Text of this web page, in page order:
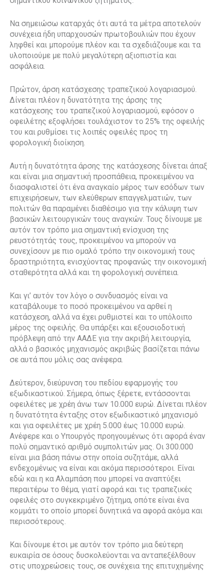
Να σημειώσω καταρχάς ότι αυτά τα μέτρα αποτελούν
συνέχεια ήδη υπαρχουσών πρωτοβουλιών που έχουν
ληφθεί και μπορούμε πλέον και τα σχεδιάζουμε και τα
υλοποιούμε με πολύ μεγαλύτερη αξιοπιστία και
ασφάλεια.
Πρώτον, άρση κατάσχεσης τραπεζικού λογαριασμού.
Δίνεται πλέον η δυνατότητα της άρσης της
κατάσχεσης του τραπεζικού λογαριασμού, εφόσον ο
οφειλέτης εξοφλήσει τουλάχιστον το 25% της οφειλής
του και ρυθμίσει τις λοιπές οφειλές προς τη
φορολογική διοίκηση.
Αυτή η δυνατότητα άρσης της κατάσχεσης δίνεται άπαξ
και είναι μια σημαντική προσπάθεια, προκειμένου να
διασφαλιστεί ότι ένα αναγκαίο μέρος των εσόδων των
επιχειρήσεων, των ελεύθερων επαγγελματιών, των
πολιτών θα παραμένει διαθέσιμο για την κάλυψη των
βασικών λειτουργικών τους αναγκών. Τους δίνουμε με
αυτόν τον τρόπο μια σημαντική ενίσχυση της
ρευστότητάς τους, προκειμένου να μπορούν να
συνεχίσουν με πιο ομαλό τρόπο την οικονομική τους
δραστηριότητα, ενισχύοντας προφανώς την οικονομική
σταθερότητα αλλά και τη φορολογική συνέπεια.
Και γι’ αυτόν τον λόγο ο συνδυασμός είναι να
καταβάλουμε το ποσό προκειμένου να αρθεί η
κατάσχεση, αλλά να έχει ρυθμιστεί και το υπόλοιπο
μέρος της οφειλής. Θα υπάρξει και εξουσιοδοτική
πρόβλεψη από την ΑΑΔΕ για την ακριβή λειτουργία,
αλλά ο βασικός μηχανισμός ακριβώς βασίζεται πάνω
σε αυτά που μόλις σας ανέφερα.
Δεύτερον, διεύρυνση του πεδίου εφαρμογής του
εξωδικαστικού. Σήμερα, όπως ξέρετε, εντάσσονται
οφειλέτες με χρέη άνω των 10.000 ευρώ. Δίνεται πλέον
η δυνατότητα ένταξης στον εξωδικαστικό μηχανισμό
και για οφειλέτες με χρέη 5.000 έως 10.000 ευρώ.
Ανέφερε και ο Υπουργός προηγουμένως ότι αφορά έναν
πολύ σημαντικό αριθμό συμπολιτών μας. Οι 300.000
είναι μια βάση πάνω στην οποία συζητάμε, αλλά
ενδεχομένως να είναι και ακόμα περισσότεροι. Είναι
εδώ και η κα Αλαμπάση που μπορεί να αναπτύξει
περαιτέρω το θέμα, γιατί αφορά και τις τραπεζικές
οφειλές στο συγκεκριμένο ζήτημα, οπότε είναι ένα
κομμάτι το οποίο μπορεί δυνητικά να αφορά ακόμα και
περισσότερους.
Και δίνουμε έτσι με αυτόν τον τρόπο μια δεύτερη
ευκαιρία σε όσους δυσκολεύονται να ανταπεξέλθουν
στις υποχρεώσεις τους, σε συνέχεια της επιτυχημένης